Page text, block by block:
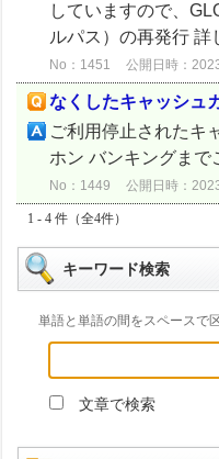
していますので、
ルパス）の再発行 詳
No：1451 公開日時：
なくしたキャッシュ
ご利用停止されたキ
ホン バンキングま
No：1449 公開日時：
1 - 4 件（全4件）
キーワード検索
単語と単語の間をスペース
文章で検索